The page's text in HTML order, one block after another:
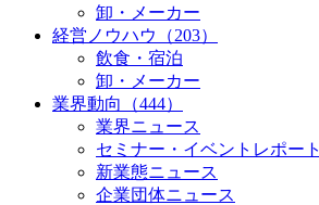
卸・メーカー
経営ノウハウ（203）
飲食・宿泊
卸・メーカー
業界動向（444）
業界ニュース
セミナー・イベントレポート
新業態ニュース
企業団体ニュース